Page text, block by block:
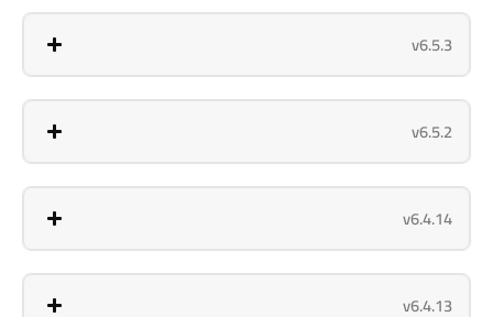
v6.5.3
v6.5.2
v6.4.14
v6.4.13